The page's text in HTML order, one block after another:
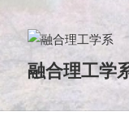
融合理工学